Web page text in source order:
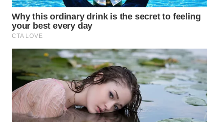
WN
PADANG
LAWAS
WN
SUMEDANG
WN
CIANJUR